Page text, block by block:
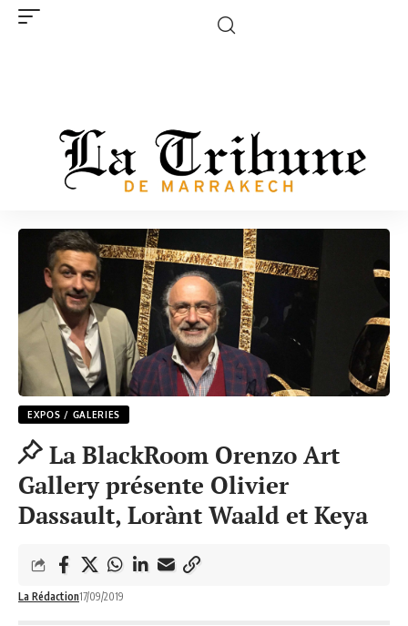
EXPOS / GALERIES
La BlackRoom Orenzo Art
Gallery présente Olivier
Dassault, Lorànt Waald et Keya
La Rédaction17/09/2019